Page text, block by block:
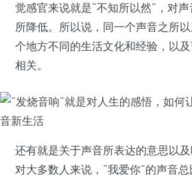
觉感官来说就是“不知所以然”，对
所降低。所以说，同一个声音之所
个地方不同的生活文化和经验，以
相关。
还有就是关于声音所表达的意思以及
对大多数人来说，“我爱你”的声音